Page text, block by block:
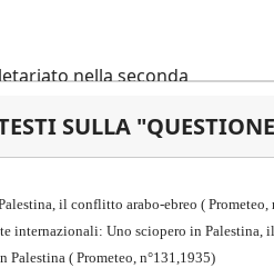
nella seconda
e nella
n°4 (nuova edizione 2021)
SULLA
il conflitto arabo-ebreo ( Prometeo,
internazionali: Uno sciopero in Palestina,
( Prometeo, n°131,1935)